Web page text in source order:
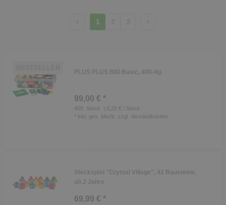
1 2 3
PLUS PLUS BIG Basic, 400-tlg.
99,00 € *
400 Stück
| 0,25 € / Stück
* inkl. ges. MwSt. zzgl. Versandkosten
Steckspiel "Crystal Village", 42 Bausteine,
ab 2 Jahre
69,99 € *